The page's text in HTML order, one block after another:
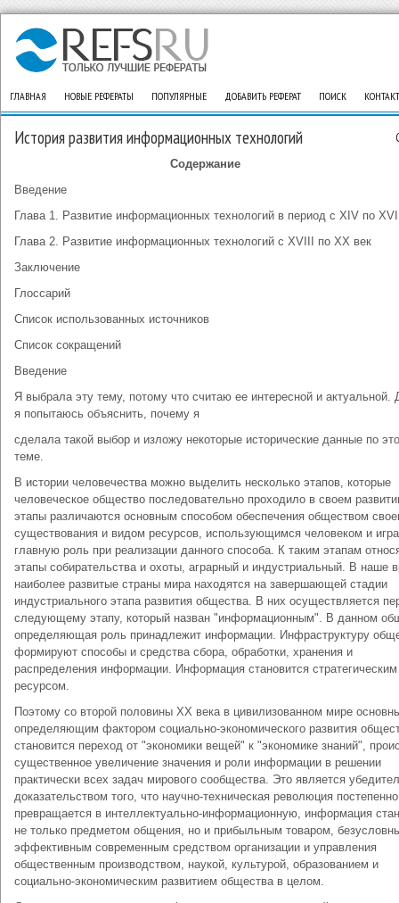
ГЛАВНАЯ НОВЫЕ РЕФЕРАТЫ ПОПУЛЯРНЫЕ ДОБАВИТЬ РЕФЕРАТ ПОИСК
История развития информационных технологий
Содержание
Введение
Глава 1. Развитие информационных технологий в период с XIV по
Глава 2. Развитие информационных технологий с XVIII по XX век
Заключение
Глоссарий
Список использованных источников
Список сокращений
Введение
Я выбрала эту тему, потому что считаю ее интересной и актуальной.
я попытаюсь объяснить, почему я
сделала такой выбор и изложу некоторые исторические данные по
теме.
В истории человечества можно выделить несколько этапов, которые
человеческое общество последовательно проходило в своем
этапы различаются основным способом обеспечения обществом
существования и видом ресурсов, использующимся человеком и
главную роль при реализации данного способа. К таким этапам
этапы собирательства и охоты, аграрный и индустриальный. В наше
наиболее развитые страны мира находятся на завершающей стадии
индустриального этапа развития общества. В них осуществляется
следующему этапу, который назван "информационным". В данном
определяющая роль принадлежит информации. Инфраструктуру
формируют способы и средства сбора, обработки, хранения и
распределения информации. Информация становится стратегическим
ресурсом.
Поэтому со второй половины ХХ века в цивилизованном мире
определяющим фактором социально-экономического развития
становится переход от "экономики вещей" к "экономике знаний",
существенное увеличение значения и роли информации в решении
практически всех задач мирового сообщества. Это является
доказательством того, что научно-техническая революция постепенно
превращается в интеллектуально-информационную, информация
не только предметом общения, но и прибыльным товаром,
эффективным современным средством организации и управления
общественным производством, наукой, культурой, образованием и
социально-экономическим развитием общества в целом.